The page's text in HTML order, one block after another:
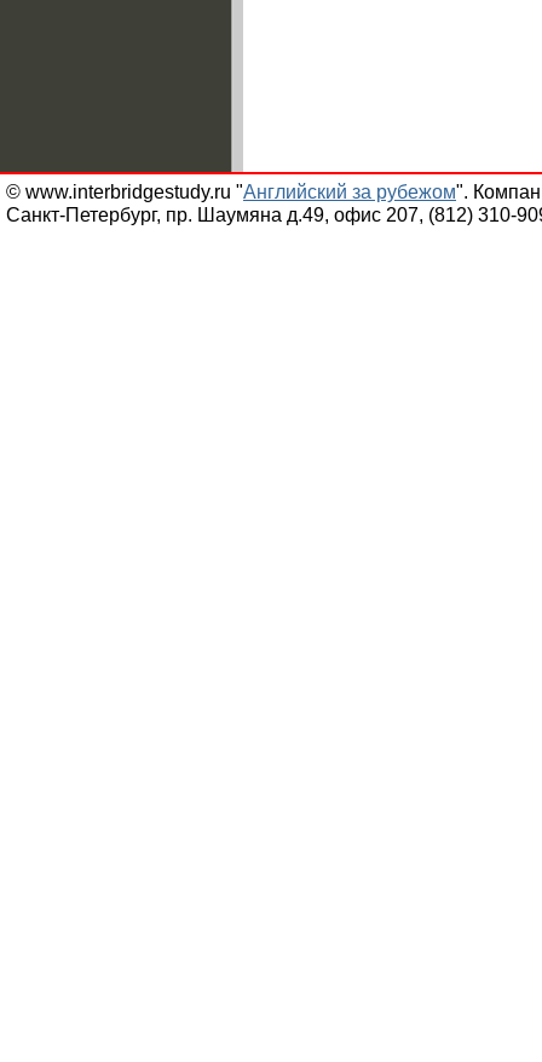
© www.interbridgestudy.ru "Английский за рубежом".
Санкт-Петербург, пр. Шаумяна д.49, офис 207, (812) 310-